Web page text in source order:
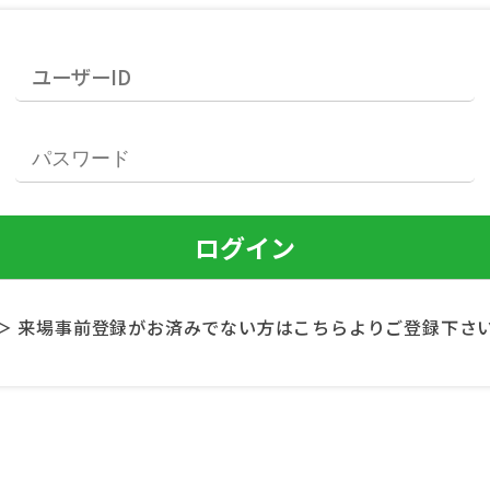
来場事前登録がお済みでない方はこちらよりご登録下さ